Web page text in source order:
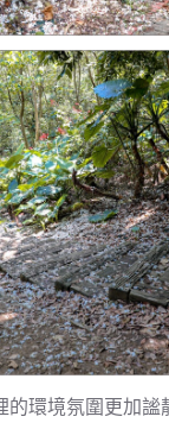
的環境氛圍更加謐